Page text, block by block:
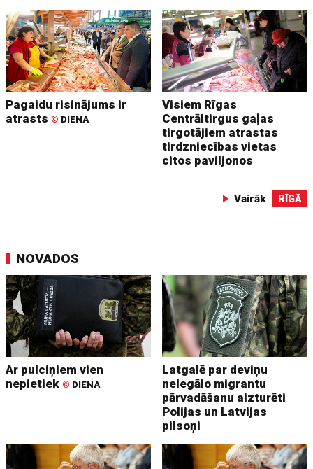
Pagaidu risinājums ir
atrasts © DIENA
Visiem Rīgas
Centrāltirgus gaļas
tirgotājiem atrastas
tirdzniecības vietas
citos paviljonos
Vairāk RĪGĀ
NOVADOS
Ar pulciņiem vien
nepietiek © DIENA
Latgalē par deviņu
nelegālo migrantu
pārvadāšanu aizturēti
Polijas un Latvijas
pilsoņi